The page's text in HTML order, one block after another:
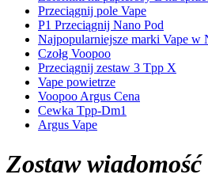
Przeciągnij pole Vape
P1 Przeciągnij Nano Pod
Najpopularniejsze marki Vape w
Czołg Voopoo
Przeciągnij zestaw 3 Tpp X
Vape powietrze
Voopoo Argus Cena
Cewka Tpp-Dm1
Argus Vape
Zostaw wiadomość